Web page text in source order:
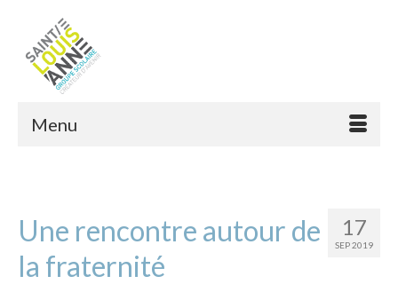
Menu
17
SEP 2019
Une rencontre autour de
la fraternité